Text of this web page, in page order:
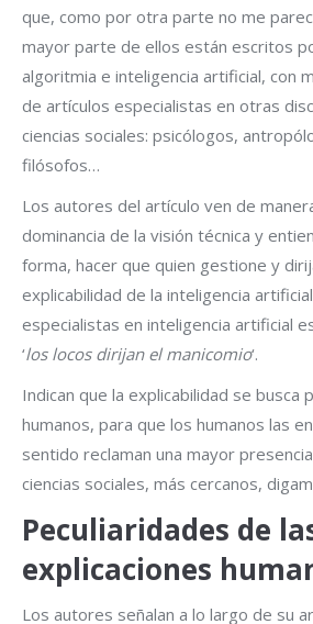
que, como por otra parte no me
mayor parte de ellos están escritos
algoritmia e inteligencia artificial, con
de artículos especialistas en otras
ciencias sociales: psicólogos,
filósofos…
Los autores del artículo ven de
dominancia de la visión técnica y
forma, hacer que quien gestione y
explicabilidad de la inteligencia
especialistas en inteligencia artificial
‘los locos dirijan el manicomio‘.
Indican que la explicabilidad se busca
humanos, para que los humanos las
sentido reclaman una mayor
ciencias sociales, más cercanos,
Peculiaridades de
explicaciones
Los autores señalan a lo largo de su